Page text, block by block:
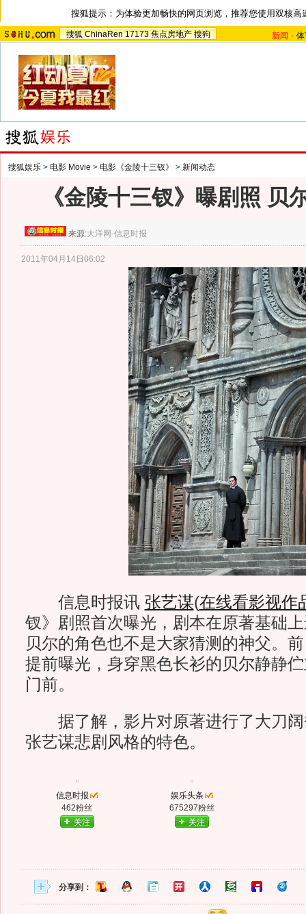
搜狐提示：为体验更加畅快的网页浏览，推荐您使用双核高
搜狐 ChinaRen 17173 焦点房地产 搜狗 新闻 -
搜狐娱乐 > 电影 Movie > 电影《金陵十三钗》 > 新闻动态
《金陵十三钗》曝剧照 贝
来源:大洋网-信息时报
2011年04月14日06:02
信息时报讯 张艺谋(在线看影视作
钗》剧照首次曝光，剧本在原著基础
贝尔的角色也不是大家猜测的神父。
提前曝光，身穿黑色长衫的贝尔静静
门前。
据了解，影片对原著进行了大刀阔
张艺谋悲剧风格的特色。
信息时报
462粉丝
关注
娱乐头条
675297粉丝
关注
分享到：